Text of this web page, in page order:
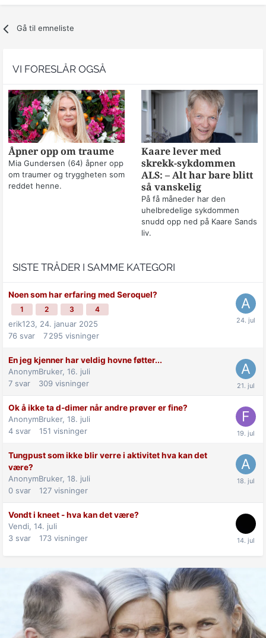
Gå til emneliste
VI FORESLÅR OGSÅ
Åpner opp om traume
Mia Gundersen (64) åpner opp
om traumer og tryggheten som
reddet henne.
Kaare lever med
skrekk-sykdommen
ALS: – Alt har bare blitt
så vanskelig
På få måneder har den
uhelbredelige sykdommen
snudd opp ned på Kaare Sands
liv.
SISTE TRÅDER I SAMME KATEGORI
Noen som har erfaring med Seroquel?
1 2 3 4
erik123, 24. januar 2025
76 svar 7 295 visninger
En jeg kjenner har veldig hovne føtter...
AnonymBruker, 16. juli
7 svar 309 visninger
Ok å ikke ta d-dimer når andre prøver er fine?
AnonymBruker, 18. juli
4 svar 151 visninger
Tungpust som ikke blir verre i aktivitet hva kan det
være?
AnonymBruker, 18. juli
0 svar 127 visninger
Vondt i kneet - hva kan det være?
Vendi, 14. juli
3 svar 173 visninger